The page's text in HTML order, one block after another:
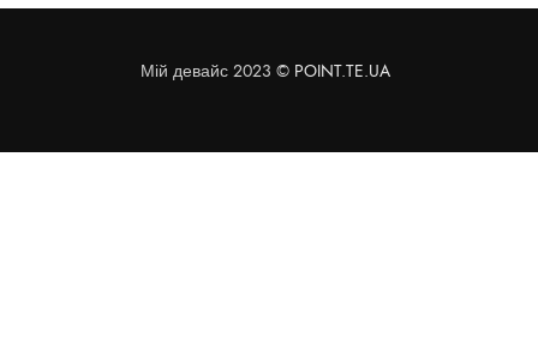
Мій девайс 2023 © POINT.TE.UA